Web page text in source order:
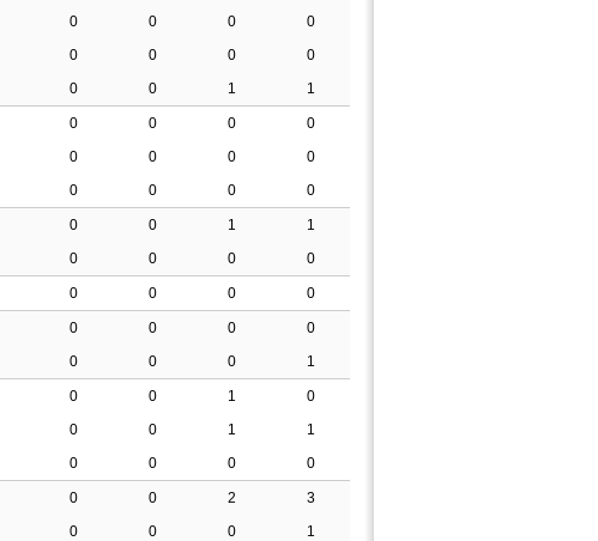
0 0 0
0
0 0 0
0
0 0 1 1
0 0 0
0
0 0 0
0
0 0 0 0
0 0 1
1
0 0 0 0
0 0 0 0
0 0 0
0
0 0 0 1
0 0 1
0
0 0 1
1
0 0 0 0
0 0 2
3
0 0 0
1